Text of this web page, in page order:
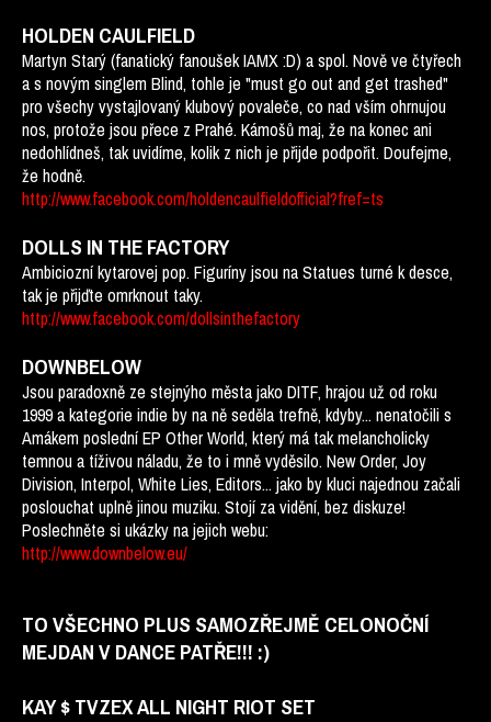
HOLDEN CAULFIELD
Martyn Starý (fanatický fanoušek IAMX :D) a spol. Nově ve čtyřech
a s novým singlem Blind, tohle je "must go out and get trashed"
pro všechy vystajlovaný klubový povaleče, co nad vším ohrnujou
nos, protože jsou přece z Prahé. Kámošů maj, že na konec ani
nedohlídneš, tak uvidíme, kolik z nich je přijde podpořit. Doufejme,
že hodně.
http://www.facebook.com/holdencaulfieldofficial?fref=ts
DOLLS IN THE FACTORY
Ambiciozní kytarovej pop. Figuríny jsou na Statues turné k desce,
tak je přijďte omrknout taky.
http://www.facebook.com/dollsinthefactory
DOWNBELOW
Jsou paradoxně ze stejnýho města jako DITF, hrajou už od roku
1999 a kategorie indie by na ně seděla trefně, kdyby... nenatočili s
Amákem poslední EP Other World, který má tak melancholicky
temnou a tíživou náladu, že to i mně vyděsilo. New Order, Joy
Division, Interpol, White Lies, Editors... jako by kluci najednou začali
poslouchat uplně jinou muziku. Stojí za vidění, bez diskuze!
Poslechněte si ukázky na jejich webu:
http://www.downbelow.eu/
TO VŠECHNO PLUS SAMOZŘEJMĚ CELONOČNÍ
MEJDAN V DANCE PATŘE!!! :)
KAY $ TVZEX ALL NIGHT RIOT SET